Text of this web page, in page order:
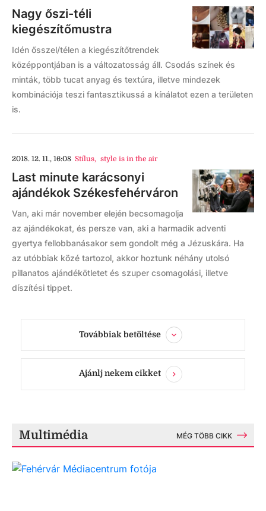
Nagy őszi-téli
kiegészítőmustra
Idén ősszel/télen a kiegészítőtrendek
középpontjában is a változatosság áll. Csodás színek és
minták, több tucat anyag és textúra, illetve mindezek
kombinációja teszi fantasztikussá a kínálatot ezen a területen
is.
2018. 12. 11., 16:08 Stílus, style is in the air
Last minute karácsonyi
ajándékok Székesfehérváron
Van, aki már november elején becsomagolja
az ajándékokat, és persze van, aki a harmadik adventi
gyertya fellobbanásakor sem gondolt még a Jézuskára. Ha
az utóbbiak közé tartozol, akkor hoztunk néhány utolsó
pillanatos ajándékötletet és szuper csomagolási, illetve
díszítési tippet.
Továbbiak betöltése
Ajánlj nekem cikket
Multimédia MÉG TÖBB CIKK